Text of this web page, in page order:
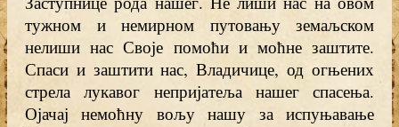
тужном и немирном путовању земаљском
нелиши нас Своје помоћи и моћне заштите.
Спаси и заштити нас, Владичице, од огњених
стрела лукавог непријатеља нашег спасења.
Ојачај немоћну вољу нашу за испуњавање